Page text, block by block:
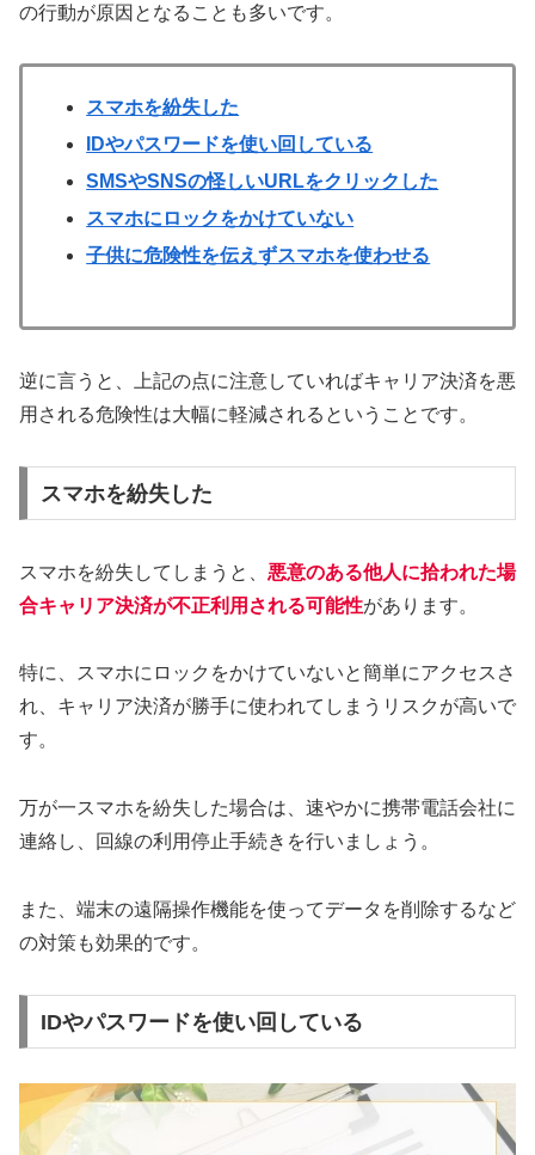
の行動が原因となることも多いです。
スマホを紛失した
IDやパスワードを使い回している
SMSやSNSの怪しいURLをクリックした
スマホにロックをかけていない
子供に危険性を伝えずスマホを使わせる
逆に言うと、上記の点に注意していればキャリア決済を悪
用される危険性は大幅に軽減されるということです。
スマホを紛失した
スマホを紛失してしまうと、 悪意のある他人に拾われた場
合キャリア決済が不正利用される可能性があります。
特に、スマホにロックをかけていないと簡単にアクセスさ
れ、キャリア決済が勝手に使われてしまうリスクが高いで
す。
万が一スマホを紛失した場合は、速やかに携帯電話会社に
連絡し、回線の利用停止手続きを行いましょう。
また、端末の遠隔操作機能を使ってデータを削除するなど
の対策も効果的です。
IDやパスワードを使い回している